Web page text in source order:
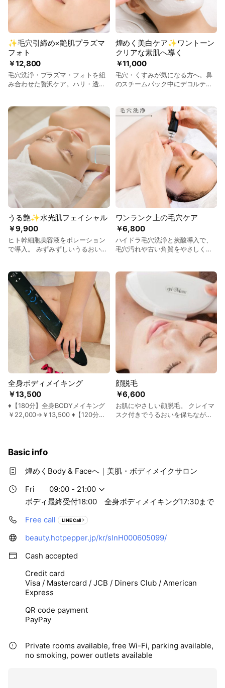
￥12,800
✨️毛穴引締め×艶肌プラズマ
フォト
毛穴洗浄・プラズマ・フォトを組
み合わせた贅沢ケア。ハリ・透明
ントーン明るい素肌を目指しま
す。ドライヘッドスパ付き
￥11,000
煌めく美白ケア✨️ワントーン
クリアな素肌へ導く
毛穴・くすみが気になる方へ。鼻
のスチームパック中にデコルテマ
白マスクもしくはヒト幹細胞シー
トマスク→ドライヘッドスパ→ポ
レーション導入
￥9,900
うる艶✨水光肌フェイシャル
ヒト幹細胞美容液をポレーション
で導入。 みずみずしいうるおいと
￥6,800
ワンランク上の毛穴ケア
ハイドラ毛穴洗浄と炭酸導入で、
毛穴汚れや古い角質をやさしくオ
♦スチーム毛穴パック×デコルテハ
ンドトリートメント ♦ホワイトク
レイマスク×ドライヘッドスパ
￥13,500
全身ボディメイキング
♦︎【180分】全身BODYメイキング
￥22,000→￥13,500 ♦︎【120分】
身 からお選びいただけます。 岩
かり温めながら施術を行います。
気になる部分にはメソセラピー脂
肪溶解ジェルを塗布し、キャビテ
ローチ。 さらにパイラソードで脂
をサポートし、筋膜リリースでボ
上げは水素クリームを使用し、む
ら、ハンドテクニックで細部まで
ワーで汗を流してからお帰りいた
だけます。
￥6,600
顔脱毛
お肌にやさしい顔脱毛。 クレイマ
スク付きでうるおいを保ちなが
Basic info
煌めくBody & Faceへ｜美肌・ボディメイクサロン
Fri
09:00 - 21:00
ボディ最終受付18:00 全身ボディメイキング17:30まで
Free call
LINE Call
beauty.hotpepper.jp/kr/slnH000605099/
Cash accepted
Credit card
Visa / Mastercard / JCB / Diners Club / American
Express
QR code payment
PayPay
Private rooms available, free Wi-Fi, parking available,
no smoking, power outlets available